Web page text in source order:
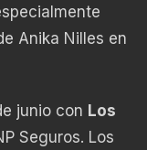
Anika Nilles en
junio con Los
Seguros. Los